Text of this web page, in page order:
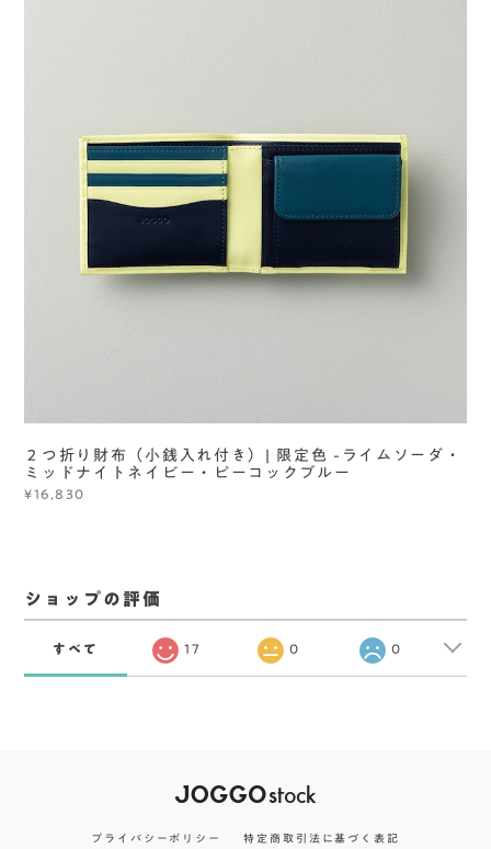
２つ折り財布（小銭入れ付き）| 限定色 -ライムソーダ・
ミッドナイトネイビー・ピーコックブルー
¥16,830
ショップの評価
すべて 17 0 0
プライバシーポリシー 特定商取引法に基づく表記